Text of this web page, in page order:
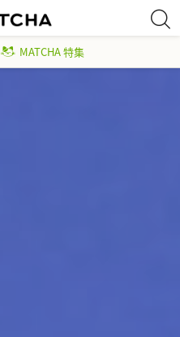
MATCHA 特集